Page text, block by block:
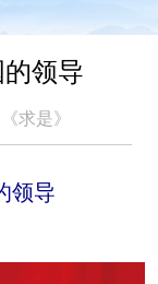
领导
《求是》
领导